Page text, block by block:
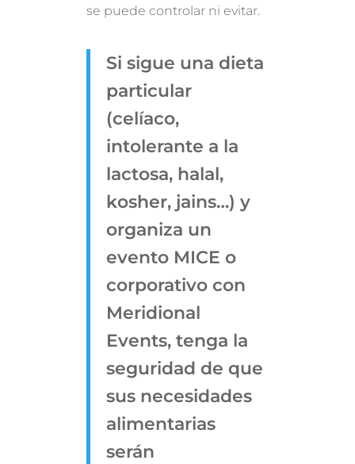
se puede controlar ni evitar.
Si sigue una dieta
particular
(celíaco,
intolerante a la
lactosa, halal,
kosher, jains…) y
organiza un
evento MICE o
corporativo con
Meridional
Events, tenga la
seguridad de que
sus necesidades
alimentarias
serán